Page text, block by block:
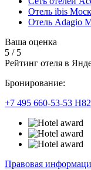
Отель ibis
Отель Adagio
Ваша оценка
5 / 5
Рейтинг отеля в
Бронирование:
+7 495 660-53-53
Правовая